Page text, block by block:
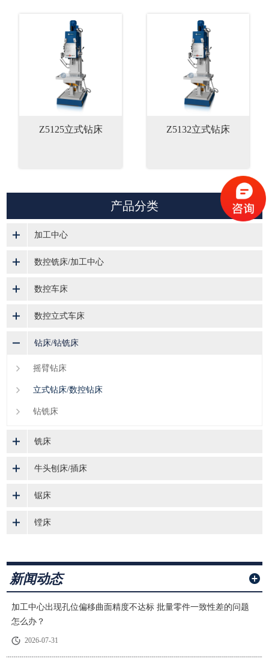
Z5125立式钻床 Z5132立式钻床
产品分类
加工中心
数控铣床/加工中心
数控车床
数控立式车床
钻床/钻铣床
摇臂钻床
立式钻床/数控钻床
钻铣床
铣床
牛头刨床/插床
锯床
镗床
新闻动态
加工中心出现孔位偏移曲面精度不达标 批量零件一致性差的问题
怎么办？
2026-07-31